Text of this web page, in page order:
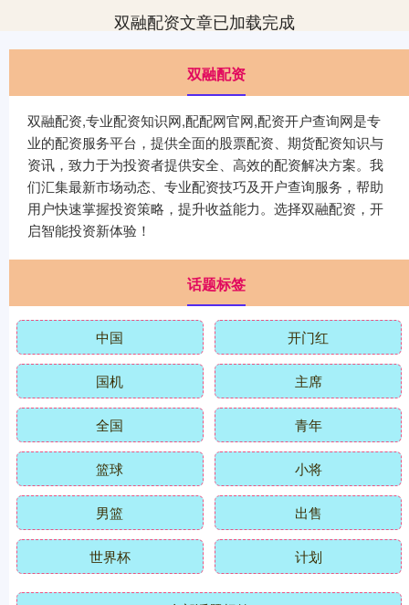
双融配资文章已加载完成
双融配资
双融配资,专业配资知识网,配配网官网,配资开户查询网是专
业的配资服务平台，提供全面的股票配资、期货配资知识与
资讯，致力于为投资者提供安全、高效的配资解决方案。我
们汇集最新市场动态、专业配资技巧及开户查询服务，帮助
用户快速掌握投资策略，提升收益能力。选择双融配资，开
启智能投资新体验！
话题标签
中国 开门红
国机 主席
全国 青年
篮球 小将
男篮 出售
世界杯 计划